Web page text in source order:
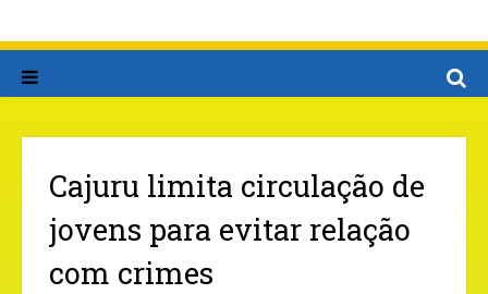
Cajuru limita circulação de
jovens para evitar relação
com crimes